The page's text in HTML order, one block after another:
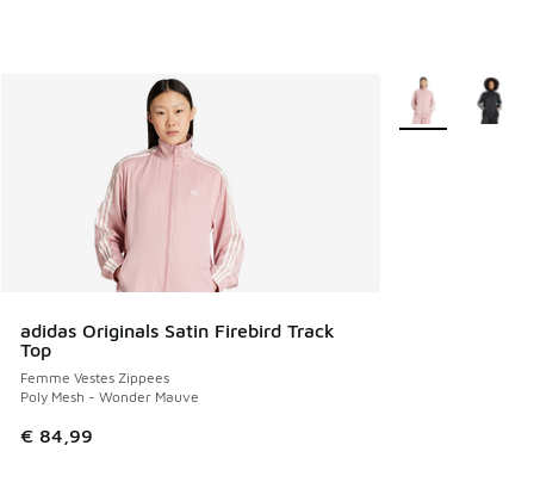
adidas Originals Satin Firebird Track
Top
Femme Vestes Zippees
Poly Mesh - Wonder Mauve
€ 84,99
Plus de couleurs